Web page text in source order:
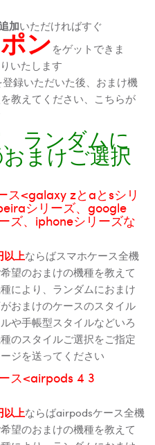
加いただければすぐ
ンをゲットできま
いたします
録いただいた後、おまけ機
教えてください、こちらが
ランダムに
まけご選択
<galaxy zとaとsシリ
シリーズ、google
ズ、iphoneシリーズな
以上ならばスマホケース全機
望のおまけの機種を教えて
により、ランダムにおまけ
おまけのケースのスタイル
や手帳型スタイルなどいろ
のスタイルご選択をご指定
ジを送ってください
ス<airpods 4 3
以上ならばairpodsケース全機
望のおまけの機種を教えて